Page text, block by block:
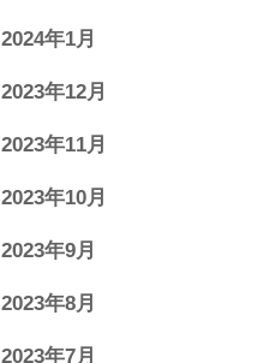
2024年1月
2023年12月
2023年11月
2023年10月
2023年9月
2023年8月
2023年7月